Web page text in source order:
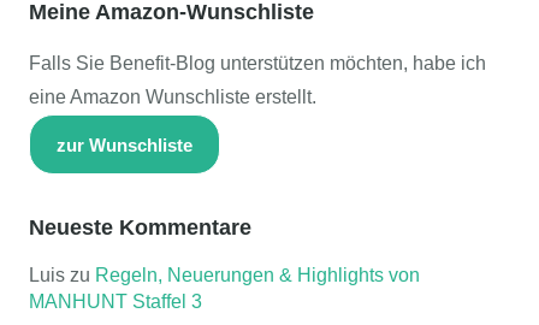
Meine Amazon-Wunschliste
Falls Sie Benefit-Blog unterstützen möchten, habe ich
eine Amazon Wunschliste erstellt.
zur Wunschliste
Neueste Kommentare
Luis zu Regeln, Neuerungen & Highlights von
MANHUNT Staffel 3